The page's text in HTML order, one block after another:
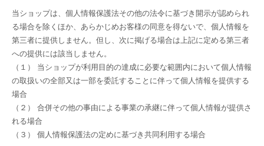
当ショップは、個人情報保護法その他の法令に基づき開示が認められ
る場合を除くほか、あらかじめお客様の同意を得ないで、個人情報を
第三者に提供しません。但し、次に掲げる場合は上記に定める第三者
への提供には該当しません。
（１） 当ショップが利用目的の達成に必要な範囲内において個人情報
の取扱いの全部又は一部を委託することに伴って個人情報を提供する
場合
（２） 合併その他の事由による事業の承継に伴って個人情報が提供さ
れる場合
（３） 個人情報保護法の定めに基づき共同利用する場合